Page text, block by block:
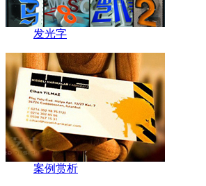
发光字
案例赏析